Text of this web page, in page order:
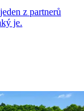
z partnerů
je.